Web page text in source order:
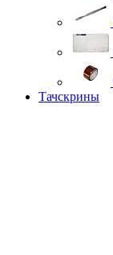
Тачскрины